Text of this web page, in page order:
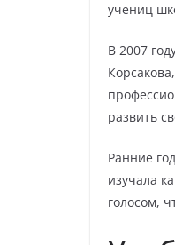
учениц
В 2007
развить
Ранние
изучала
голосом,